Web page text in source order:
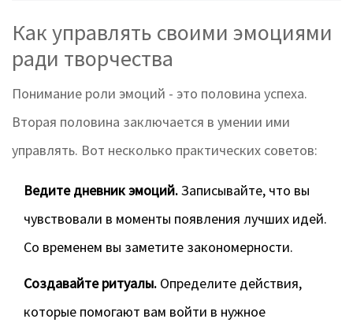
Как управлять своими эмоциями
ради творчества
Понимание роли эмоций - это половина успеха.
Вторая половина заключается в умении ими
управлять. Вот несколько практических советов:
Ведите дневник эмоций.Записывайте, что вы
чувствовали в моменты появления лучших идей.
Со временем вы заметите закономерности.
Создавайте ритуалы. Определите действия,
которые помогают вам войти в нужное